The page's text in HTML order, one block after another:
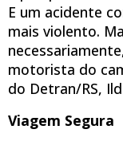
E um acidente
mais violento.
motorista do
do Detran/RS,
Viagem Segura